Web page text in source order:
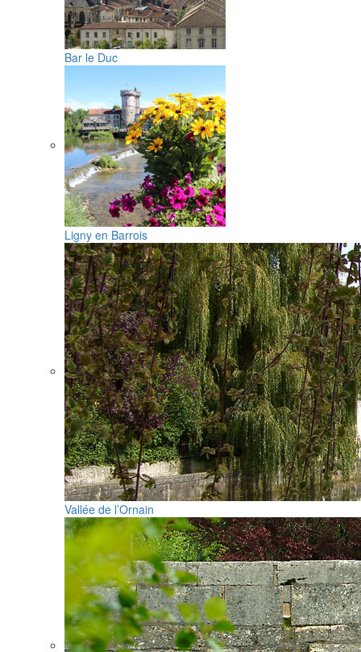
Bar le Duc
Ligny en Barrois
Vallée de l’Ornain